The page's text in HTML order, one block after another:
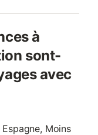
à
sont-
avec
Moins